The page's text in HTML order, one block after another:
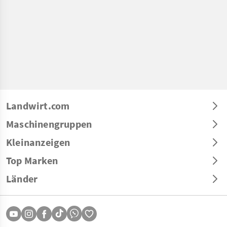
Landwirt.com
Maschinengruppen
Kleinanzeigen
Top Marken
Länder